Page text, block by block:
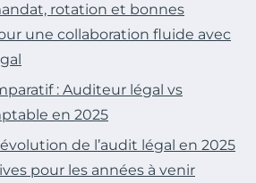
rotation et bonnes
une collaboration fluide avec
: Auditeur légal vs
en 2025
de l’audit légal en 2025
pour les années à venir